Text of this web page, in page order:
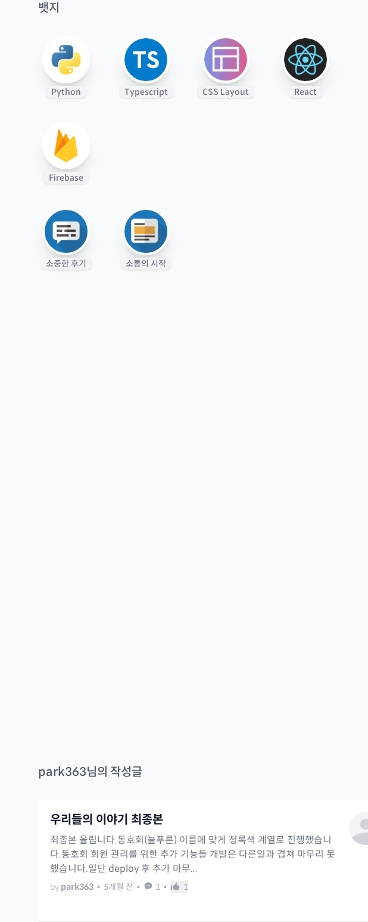
뱃지
Python Typescript CSS Layout React
Firebase
소중한 후기 소통의 시작
park363님의 작성글
우리들의 이야기 최종본
최종본 올립니다.동호회(늘푸른) 이름에 맞게 청록색 계열로 진행했습니
다.동호회 회원 관리를 위한 추가 기능들 개발은 다른일과 겹쳐 마무리 못
했습니다.일단 deploy 후 추가 마무...
by park363 • 5개월 전 • 1 • 1